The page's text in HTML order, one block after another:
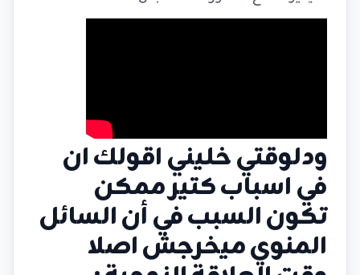
ودلوقتي خليني اقولك ان
في اسباب كتير ممكن
تكون السبب في أن السائل
المنوي ميخرجش اصلا